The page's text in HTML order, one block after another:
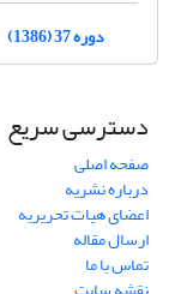
دوره 37 (1386)
دسترسی سریع
صفحه اصلی
درباره نشریه
اعضای هیات تحریریه
ارسال مقاله
تماس با ما